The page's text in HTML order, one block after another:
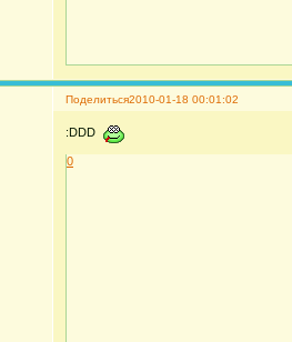
Поделиться2010-01-18 00:01:02
:DDD
0